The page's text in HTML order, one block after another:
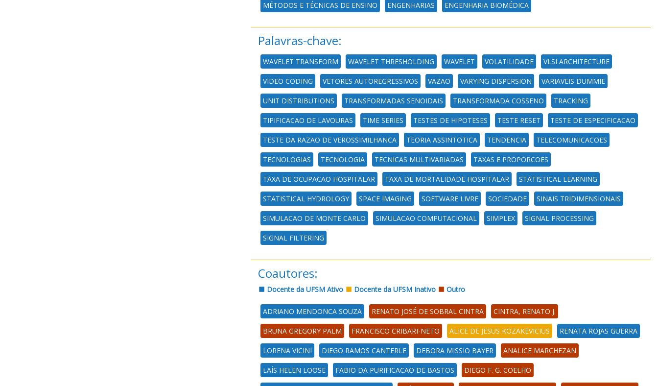
MÉTODOS E TÉCNICAS DE ENSINO ENGENHARIAS ENGENHARIA BIOMÉDICA
Palavras-chave:
WAVELET TRANSFORM WAVELET THRESHOLDING WAVELET VOLATILIDADE VLSI ARCHITECTURE
VIDEO CODING VETORES AUTOREGRESSIVOS VAZAO VARYING DISPERSION VARIAVEIS DUMMIE
UNIT DISTRIBUTIONS TRANSFORMADAS SENOIDAIS TRANSFORMADA COSSENO TRACKING
TIPIFICACAO DE LAVOURAS TIME SERIES TESTES DE HIPOTESES TESTE RESET TESTE DE ESPECIFICACAO
TESTE DA RAZAO DE VEROSSIMILHANCA TEORIA ASSINTOTICA TENDENCIA TELECOMUNICACOES
TECNOLOGIAS TECNOLOGIA TECNICAS MULTIVARIADAS TAXAS E PROPORCOES
TAXA DE OCUPACAO HOSPITALAR TAXA DE MORTALIDADE HOSPITALAR STATISTICAL LEARNING
STATISTICAL HYDROLOGY SPACE IMAGING SOFTWARE LIVRE SOCIEDADE SINAIS TRIDIMENSIONAIS
SIMULACAO DE MONTE CARLO SIMULACAO COMPUTACIONAL SIMPLEX SIGNAL PROCESSING
SIGNAL FILTERING
Coautores:
Docente da UFSM Ativo Docente da UFSM Inativo Outro
ADRIANO MENDONCA SOUZA RENATO JOSÉ DE SOBRAL CINTRA CINTRA, RENATO J.
BRUNA GREGORY PALM FRANCISCO CRIBARI-NETO ALICE DE JESUS KOZAKEVICIUS RENATA ROJAS GUERRA
LORENA VICINI DIEGO RAMOS CANTERLE DEBORA MISSIO BAYER ANALICE MARCHEZAN
LAÍS HELEN LOOSE FABIO DA PURIFICACAO DE BASTOS DIEGO F. G. COELHO